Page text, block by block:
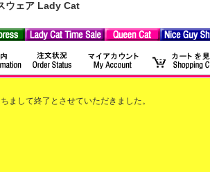
ウェア Lady Cat
まして終了とさせていただきました。